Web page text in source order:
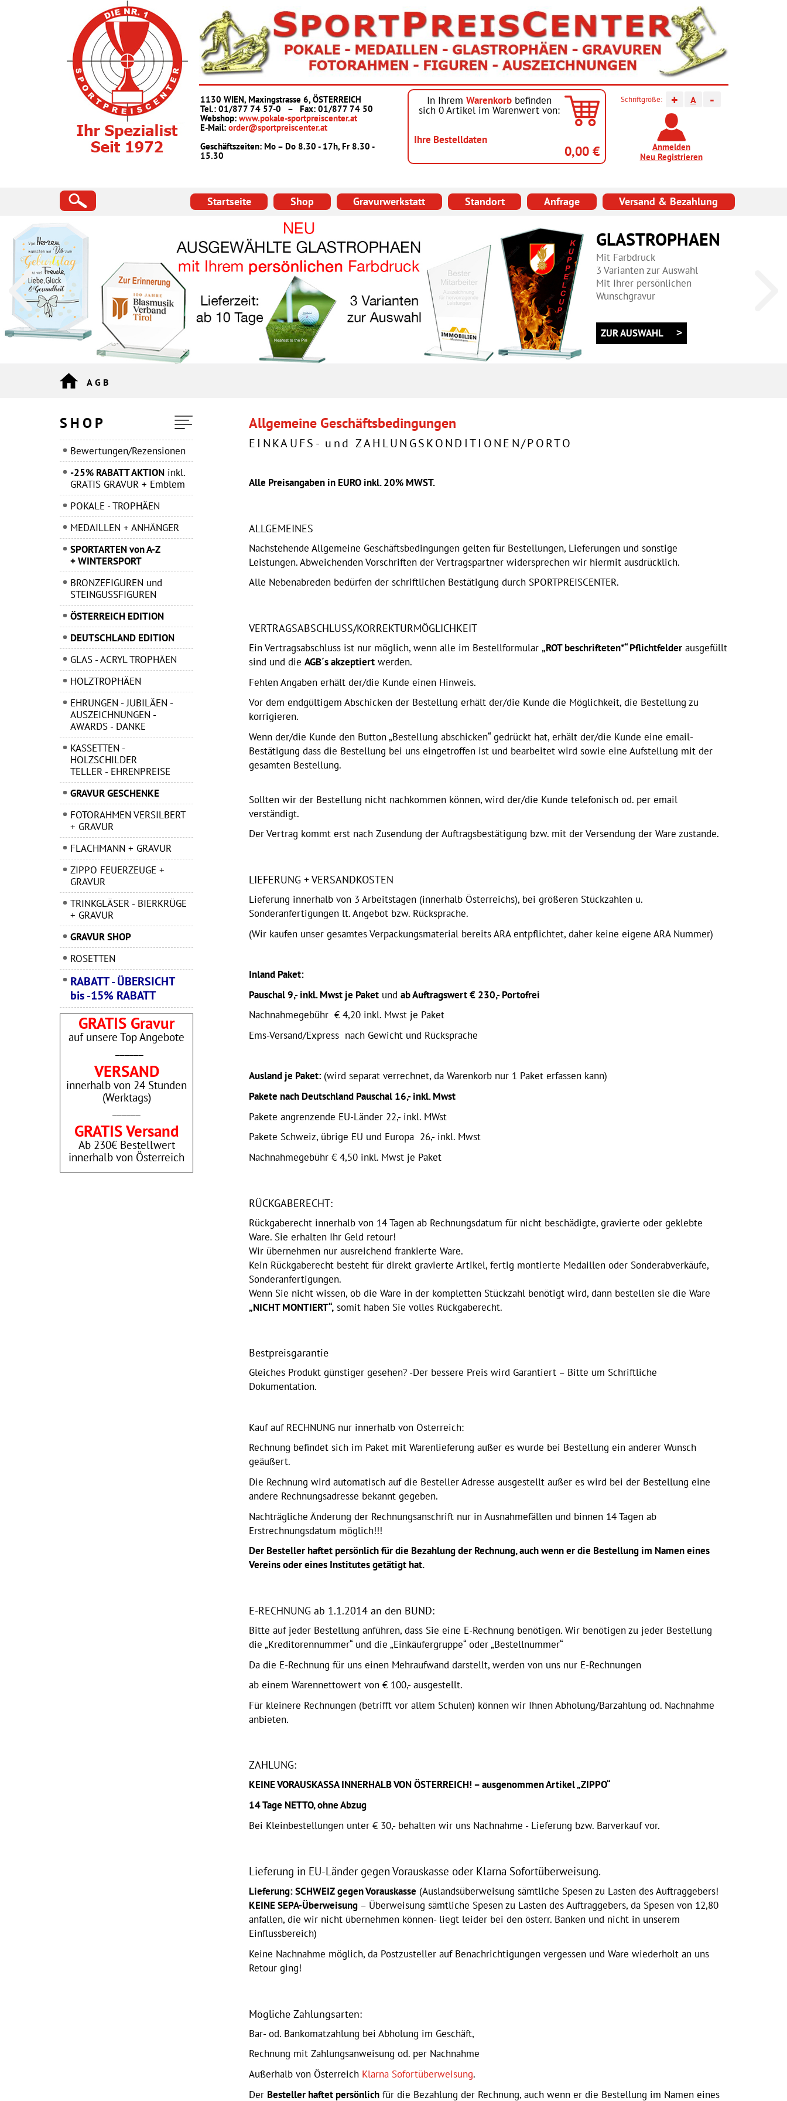
1130 WIEN, Maxingstrasse 6, ÖSTERREICH
Tel.: 01/877 74 57-0
– Fax: 01/877 74 50
Webshop: www.pokale-sportpreiscenter.at
E-Mail: order@sportpreiscenter.at
Geschäftszeiten: Mo – Do 8.30 - 17h, Fr 8.30 -
15.30
Schriftgröße: + A -
Anmelden
Neu Registrieren
In Ihrem Warenkorb befinden
sich 0Artikel im Warenwert von:
Ihre Bestelldaten
0,00 €
Startseite Shop Gravurwerkstatt Standort Anfrage Versand & Bezahlung
GLASTROPHAEN
Mit Farbdruck
3 Varianten zur Auswahl
Mit Ihrer persönlichen
Wunschgravur
ZUR AUSWAHL
AGB
SHOP
Bewertungen/Rezensionen
-25% RABATT AKTION inkl.
GRATIS GRAVUR + Emblem
POKALE - TROPHÄEN
MEDAILLEN + ANHÄNGER
SPORTARTEN von A-Z
+ WINTERSPORT
BRONZEFIGUREN und
STEINGUSSFIGUREN
ÖSTERREICH EDITION
DEUTSCHLAND EDITION
GLAS - ACRYL TROPHÄEN
HOLZTROPHÄEN
EHRUNGEN - JUBILÄEN -
AUSZEICHNUNGEN -
AWARDS - DANKE
KASSETTEN -
HOLZSCHILDER
TELLER - EHRENPREISE
GRAVUR GESCHENKE
FOTORAHMEN VERSILBERT
+ GRAVUR
FLACHMANN + GRAVUR
ZIPPO FEUERZEUGE +
GRAVUR
TRINKGLÄSER - BIERKRÜGE
+ GRAVUR
GRAVUR SHOP
ROSETTEN
RABATT - ÜBERSICHT
bis -15% RABATT
GRATIS Gravur
auf unsere Top Angebote
VERSAND
innerhalb von 24 Stunden
(Werktags)
GRATIS Versand
Ab 230€ Bestellwert
innerhalb von Österreich
Allgemeine Geschäftsbedingungen
EINKAUFS- und ZAHLUNGSKONDITIONEN/PORTO
Alle Preisangaben in EURO inkl. 20% MWST.
ALLGEMEINES
Nachstehende Allgemeine Geschäftsbedingungen gelten für Bestellungen, Lieferungen und sonstige
Leistungen. Abweichenden Vorschriften der Vertragspartner widersprechen wir hiermit ausdrücklich.
Alle Nebenabreden bedürfen der schriftlichen Bestätigung durch SPORTPREISCENTER.
VERTRAGSABSCHLUSS/KORREKTURMÖGLICHKEIT
Ein Vertragsabschluss ist nur möglich, wenn alle im Bestellformular „ROT beschrifteten*“ Pflichtfelder ausgefüllt
sind und die AGB´sakzeptiert werden.
Fehlen Angaben erhält der/die Kunde einen Hinweis.
Vor dem endgültigem Abschicken der Bestellung erhält der/die Kunde die Möglichkeit, die Bestellung zu
korrigieren.
Wenn der/die Kunde den Button „Bestellung abschicken“ gedrückt hat, erhält der/die Kunde eine email-
Bestätigung dass die Bestellung bei uns eingetroffen ist und bearbeitet wird sowie eine Aufstellung mit der
gesamten Bestellung.
Sollten wir der Bestellung nicht nachkommen können, wird der/die Kunde telefonisch od. per email
verständigt.
Der Vertrag kommt erst nach Zusendung der Auftragsbestätigung bzw. mit der Versendung der Ware zustande.
LIEFERUNG + VERSANDKOSTEN
Lieferung innerhalb von 3 Arbeitstagen (innerhalb Österreichs), bei größeren Stückzahlen u.
Sonderanfertigungen lt. Angebot bzw. Rücksprache.
(Wir kaufen unser gesamtes Verpackungsmaterial bereits ARA entpflichtet, daher keine eigene ARA Nummer)
Inland Paket:
Pauschal 9,- inkl. Mwst je Paket und ab Auftragswert € 230,- Portofrei
Nachnahmegebühr € 4,20 inkl. Mwst je Paket
Ems-Versand/Express nach Gewicht und Rücksprache
Ausland je Paket: (wird separat verrechnet, da Warenkorb nur 1 Paket erfassen kann)
Pakete nach Deutschland Pauschal 16,- inkl. Mwst
Pakete angrenzende EU-Länder 22,- inkl. MWst
Pakete Schweiz, übrige EU und Europa 26,- inkl. Mwst
Nachnahmegebühr € 4,50 inkl. Mwst je Paket
RÜCKGABERECHT:
Rückgaberecht innerhalb von 14 Tagen ab Rechnungsdatum für nicht beschädigte, gravierte oder geklebte
Ware. Sie erhalten Ihr Geld retour!
Wir übernehmen nur ausreichend frankierte Ware.
Kein Rückgaberecht besteht für direkt gravierte Artikel, fertig montierte Medaillen oder Sonderabverkäufe,
Sonderanfertigungen.
Wenn Sie nicht wissen, ob die Ware in der kompletten Stückzahl benötigt wird, dann bestellen sie die Ware
„NICHT MONTIERT“, somit haben Sie volles Rückgaberecht.
Bestpreisgarantie
Gleiches Produkt günstiger gesehen? -Der bessere Preis wird Garantiert – Bitte um Schriftliche
Dokumentation.
Kauf auf RECHNUNG nur innerhalb von Österreich:
Rechnung befindet sich im Paket mit Warenlieferung außer es wurde bei Bestellung ein anderer Wunsch
geäußert.
Die Rechnung wird automatisch auf die Besteller Adresse ausgestellt außer es wird bei der Bestellung eine
andere Rechnungsadresse bekannt gegeben.
Nachträgliche Änderung der Rechnungsanschrift nur in Ausnahmefällen und binnen 14 Tagen ab
Erstrechnungsdatum möglich!!!
Der Besteller haftet persönlich für die Bezahlung der Rechnung, auch wenn er die Bestellung im Namen eines
Vereins oder eines Institutes getätigt hat.
E-RECHNUNG ab 1.1.2014 an den BUND:
Bitte auf jeder Bestellung anführen, dass Sie eine E-Rechnung benötigen. Wir benötigen zu jeder Bestellung
die „Kreditorennummer“ und die „Einkäufergruppe“ oder „Bestellnummer“
Da die E-Rechnung für uns einen Mehraufwand darstellt, werden von uns nur E-Rechnungen
ab einem Warennettowert von € 100,- ausgestellt.
Für kleinere Rechnungen (betrifft vor allem Schulen) können wir Ihnen Abholung/Barzahlung od. Nachnahme
anbieten.
ZAHLUNG:
KEINE VORAUSKASSA INNERHALB VON ÖSTERREICH! – ausgenommen Artikel „ZIPPO“
14 Tage NETTO, ohne Abzug
Bei Kleinbestellungen unter € 30,- behalten wir uns Nachnahme - Lieferung bzw. Barverkauf vor.
Lieferung in EU-Länder gegen Vorauskasse oder Klarna Sofortüberweisung.
Lieferung: SCHWEIZ gegen Vorauskasse (Auslandsüberweisung sämtliche Spesen zu Lasten des Auftraggebers!
KEINE SEPA-Überweisung – Überweisung sämtliche Spesen zu Lasten des Auftraggebers, da Spesen von 12,80
anfallen, die wir nicht übernehmen können- liegt leider bei den österr. Banken und nicht in unserem
Einflussbereich)
Keine Nachnahme möglich, da Postzusteller auf Benachrichtigungen vergessen und Ware wiederholt an uns
Retour ging!
Mögliche Zahlungsarten:
Bar- od. Bankomatzahlung bei Abholung im Geschäft,
Rechnung mit Zahlungsanweisung od. per Nachnahme
Außerhalb von Österreich Klarna Sofortüberweisung.
Der Besteller haftet persönlich für die Bezahlung der Rechnung, auch wenn er die Bestellung im Namen eines